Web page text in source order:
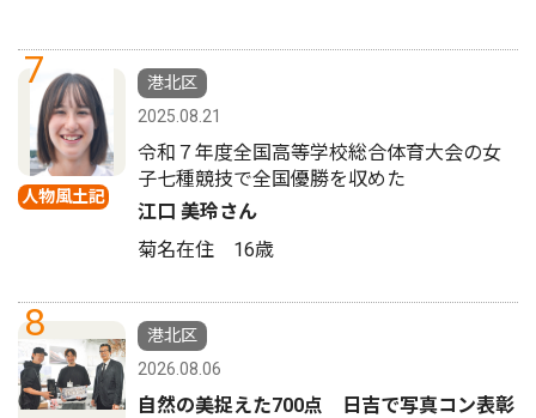
7
人物風土記
港北区
2025.08.21
令和７年度全国高等学校総合体育大会の女
子七種競技で全国優勝を収めた
江口 美玲さん
菊名在住 16歳
8
港北区
2026.08.06
自然の美捉えた700点 日吉で写真コン表彰